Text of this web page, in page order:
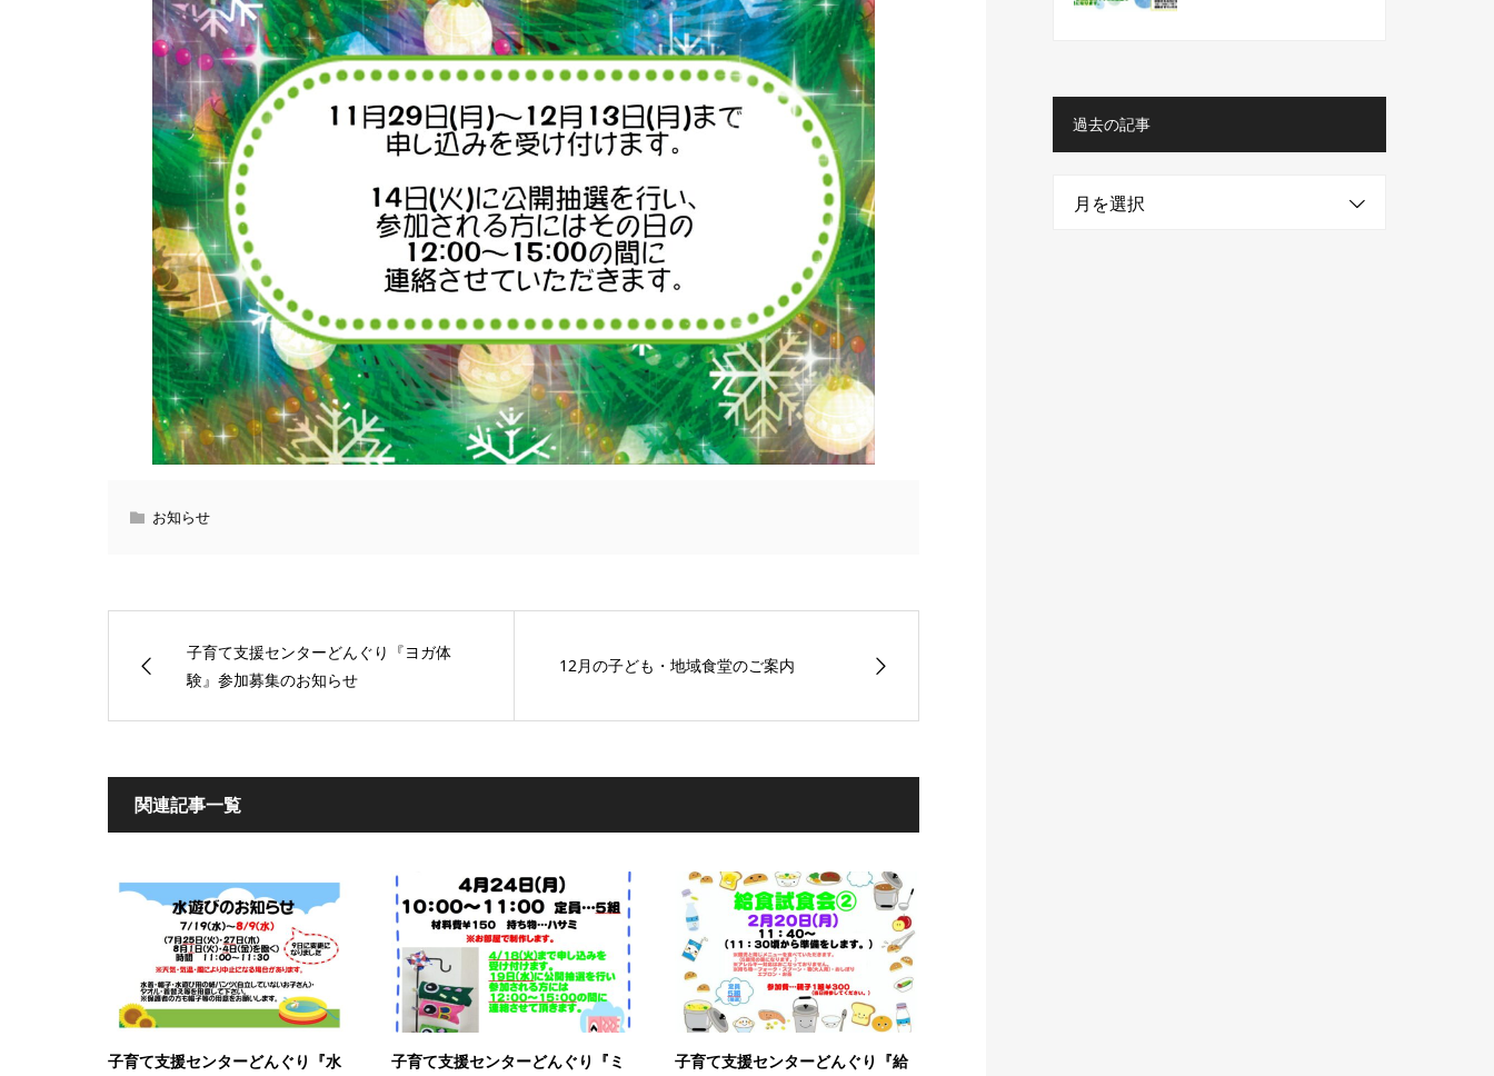
お知らせ
子育て支援センターどんぐり『ヨガ体
験』参加募集のお知らせ
12月の子ども・地域食堂のご案内
関連記事一覧
子育て支援センターどんぐり『水
子育て支援センターどんぐり『ミ
子育て支援センターどんぐり『給
過去の記事
月を選択